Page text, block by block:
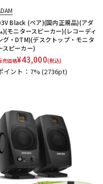
Black (ペア)(国内正規品)(アダ
)(モニタースピーカー)(レコーディ
グ・DTM)(デスクトップ・モニタ
スピーカー)
売価格¥43,000(税込)
イント：7%(2736pt)